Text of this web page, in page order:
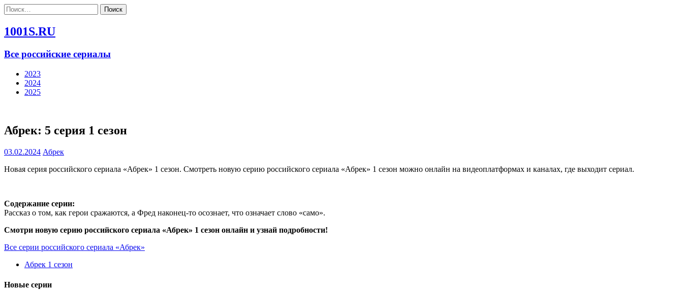
Найти:
1001S.RU
Все российские сериалы
2023
2024
2025
Абрек: 5 серия 1 сезон
03.02.2024 Абрек
Новая серия российского сериала «Абрек» 1 сезон. Смотреть новую серию российского сериала «Абрек» 1 сезон можно онлайн на видеоплатформах и каналах, где выходит сериал.
Содержание серии:
Рассказ о том, как герои сражаются, а Фред наконец-то осознает, что означает слово «само».
Смотри новую серию российского сериала «Абрек» 1 сезон онлайн и узнай подробности!
Все серии российского сериала «Абрек»
Абрек 1 сезон
Новые серии